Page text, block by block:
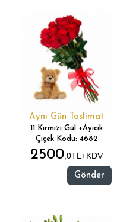
Aynı Gün Taslimat
11 Kırmızı Gül +Ayıcık
Çiçek Kodu: 4682
2500,0TL+KDV
Gönder